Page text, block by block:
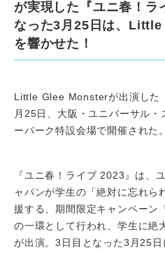
が実現した『ユニ春！ラ
なった3月25日は、
を響かせた！
Little Glee Monsterが出演した
月25日、大阪・ユニバーサル
ーパーク特設会場で開催された。
『ユニ春！ライブ 2023』は、
ャパンが学生の「絶対に忘れら
援する、期間限定キャンペーン
の一環として行われ、学生に絶
が出演。3日目となった3月25